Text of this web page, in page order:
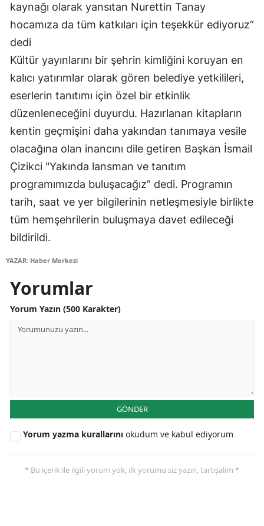
Malatya
Kahramanmaraş
Mardin
Muğla
Muş
Niğde
Ordu
Tokat
Şanlıurfa
kaynağı olarak yansıtan Nurettin Tanay
hocamıza da tüm katkıları için teşekkür ediyoruz”
dedi
Kültür yayınlarını bir şehrin kimliğini koruyan en
kalıcı yatırımlar olarak gören belediye yetkilileri,
eserlerin tanıtımı için özel bir etkinlik
düzenleneceğini duyurdu. Hazırlanan kitapların
kentin geçmişini daha yakından tanımaya vesile
olacağına olan inancını dile getiren Başkan İsmail
Çizikci "Yakında lansman ve tanıtım
programımızda buluşacağız” dedi. Programın
tarih, saat ve yer bilgilerinin netleşmesiyle birlikte
tüm hemşehrilerin buluşmaya davet edileceği
bildirildi.
YAZAR: Haber Merkezi
Yorumlar
Yorum Yazın (500 Karakter)
GÖNDER
Yorum yazma kurallarını okudum ve kabul ediyorum
* Bu içerik ile ilgili yorum yok, ilk yorumu siz yazın, tartışalım *